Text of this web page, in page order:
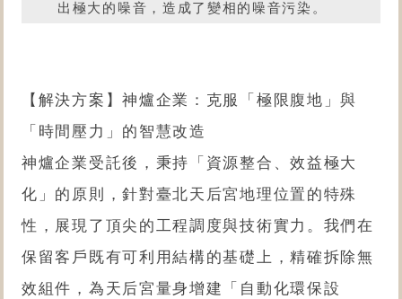
出極大的噪音，造成了變相的噪音污染。
【解決方案】神爐企業：克服「極限腹地」與
「時間壓力」的智慧改造
神爐企業受託後，秉持「資源整合、效益極大
化」的原則，針對臺北天后宮地理位置的特殊
性，展現了頂尖的工程調度與技術實力。我們在
保留客戶既有可利用結構的基礎上，精確拆除無
效組件，為天后宮量身增建「自動化環保設